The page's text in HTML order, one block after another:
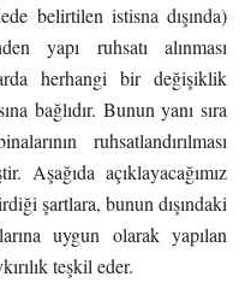
belirtilen istisna dışında)
yapı ruhsatı alınması
herhangi bir değişiklik
bağlıdır. Bunun yanı sıra
ruhsatlandırılması
Aşağıda açıklayacağımız
şartlara, bunun dışındaki
uygun olarak yapılan
teşkil eder.